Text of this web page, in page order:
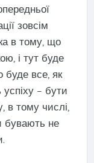
зовсім
в тому, що
і тут буде
буде все, як
– бути
в тому числі,
бувають не